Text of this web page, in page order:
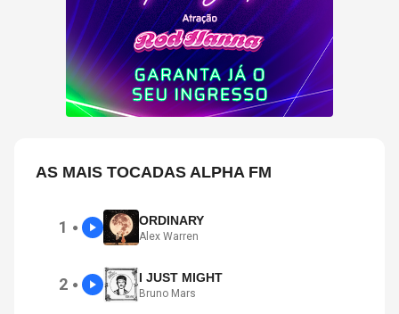
AS MAIS TOCADAS ALPHA FM
1 ● ORDINARY
Alex Warren
2 ● I JUST MIGHT
Bruno Mars